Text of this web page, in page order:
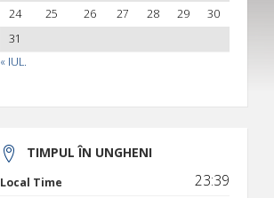
« IUL.
24
25 26 27 28 29
30
31
TIMPUL ÎN UNGHENI
Local Time 23:39